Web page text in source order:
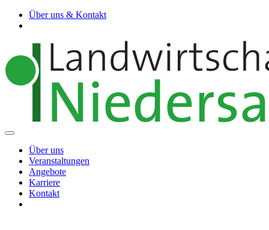
Über uns & Kontakt
Über uns
Veranstaltungen
Angebote
Karriere
Kontakt